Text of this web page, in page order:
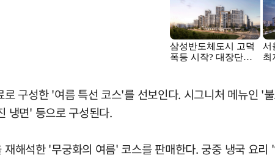
로 구성한 '여름 특선 코스'를 선보인다. 시그니처 메뉴인
냉면' 등으로 구성된다.
재해석한 '무궁화의 여름' 코스를 판매한다. 궁중 냉국 요